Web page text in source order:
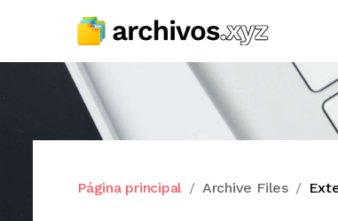
Página principal Archive Files